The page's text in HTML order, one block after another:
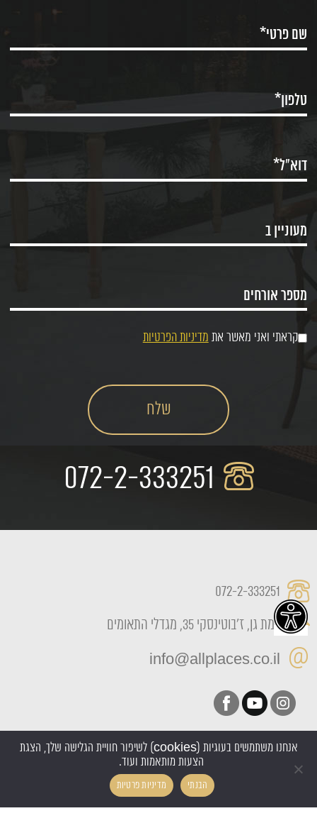
קראתי ואני מאשר את מדיניות הפרטיות
072-2-333251
רמת גן, ז'בוטינסקי 35, מגדלי התאומים
info@allplaces.co.il
כל הזכויות שמורות All Places 2022
אקסטרה דיגיטל
אנחנו משתמשים בעוגיות (cookies) לשיפור חוויית הגלישה שלך, הצגת
הצעות מותאמות ועוד.
הבנתי מדיניות פרטיות